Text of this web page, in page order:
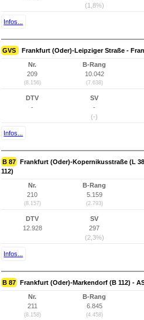
(1,8%)
Infos...
GVS Frankfurt (Oder)-Leipziger Straße -
Nr.
209
(8.156)
B-Rang
10.042
(7.638)
DTV
-
SV
-
(-)
Infos...
B 87 Frankfurt (Oder)-Kopernikusstraße (L
112)
Nr.
210
(8.157)
B-Rang
5.159
(2.793)
DTV
12.928
SV
297
(2,3%)
Infos...
B 87 Frankfurt (Oder)-Markendorf (B 112) -
Nr.
211
(8.158)
B-Rang
6.845
(4.458)